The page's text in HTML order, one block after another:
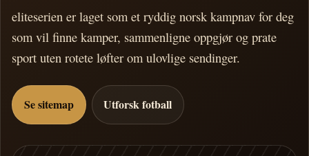
eliteserien er laget som et ryddig norsk kampnav for deg
som vil finne kamper, sammenligne oppgjør og prate
sport uten rotete løfter om ulovlige sendinger.
Se sitemap Utforsk fotball